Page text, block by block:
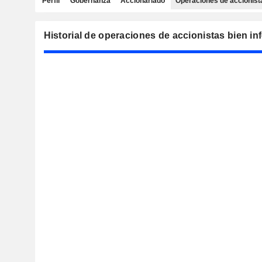
Historial de operaciones de accionistas bien